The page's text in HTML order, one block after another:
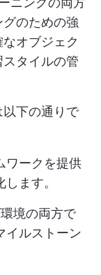
のための強
オブジェク
スタイルの管
下の通りで
ワークを提供
ます。
境の両方で
イルストーン